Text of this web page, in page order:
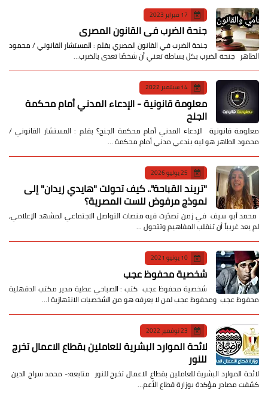
17 فبراير 2023
جنحة الضرب في القانون المصري
جنحة الضرب في القانون المصري بقلم : المستشار القانوني / محمود
الطاهر جنحة الضرب بكل بساطة تعني أن شخصًا تعدى بالضرب…
14 سبتمبر 2022
معلومة قانونية - الإدعاء المدني أمام محكمة
الجنح
معلومة قانونية الإدعاء المدني أمام محكمة الجنح؟ بقلم : المستشار القانوني /
محمود الطاهر هو ليه بندعي مدني أمام محكمة …
25 يوليو 2026
​"تريند القباحة".. كيف تحولت "هايدي زيدان" إلى
نموذج مرفوض للست المصرية؟
​ محمد أبو سيف ​في زمن تصدّرت فيه منصات التواصل الاجتماعي المشهد الإعلامي،
لم يعد غريباً أن تنقلب المفاهيم وتتحول …
10 يونيو 2021
شخصية محفوظ عجب
شخصية محفوظ عجب كتب : الصباحي عطية مدير مكتب الدقهلية
محفوظ عجب ومحفوظ عجب لمن لا يعرفه هو من الشخصيات الانتهازية ا…
23 نوفمبر 2022
لائحة الموارد البشرية للعاملين بقطاع الاعمال تخرج
للنور
لائحة الموارد البشرية للعاملين بقطاع الاعمال تخرج للنور متابعه:- محمد سراج الدين
كشفت مصادر مؤكدة بوزارة قطاع الأعم…